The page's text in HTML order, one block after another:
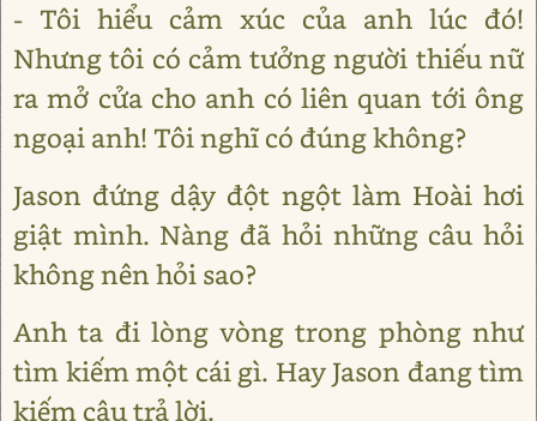
- Tôi hiểu cảm xúc của anh lúc đó!
Nhưng tôi có cảm tưởng người thiếu nữ
ra mở cửa cho anh có liên quan tới ông
ngoại anh! Tôi nghĩ có đúng không?
Jason đứng dậy đột ngột làm Hoài hơi
giật mình. Nàng đã hỏi những câu hỏi
không nên hỏi sao?
Anh ta đi lòng vòng trong phòng như
tìm kiếm một cái gì. Hay Jason đang tìm
kiếm câu trả lời.